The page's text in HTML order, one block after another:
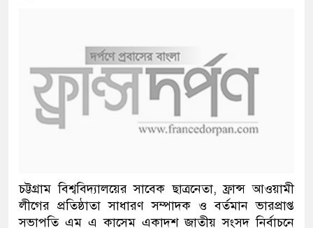
চট্টগ্রাম বিশ্ববিদ্যালয়ের সাবেক ছাত্রনেতা, ফ্রান্স আওয়ামী
লীগের প্রতিষ্ঠাতা সাধারণ সম্পাদক ও বর্তমান ভারপ্রাপ্ত
সভাপতি এম এ কাসেম একাদশ জাতীয় সংসদ নির্বাচনে